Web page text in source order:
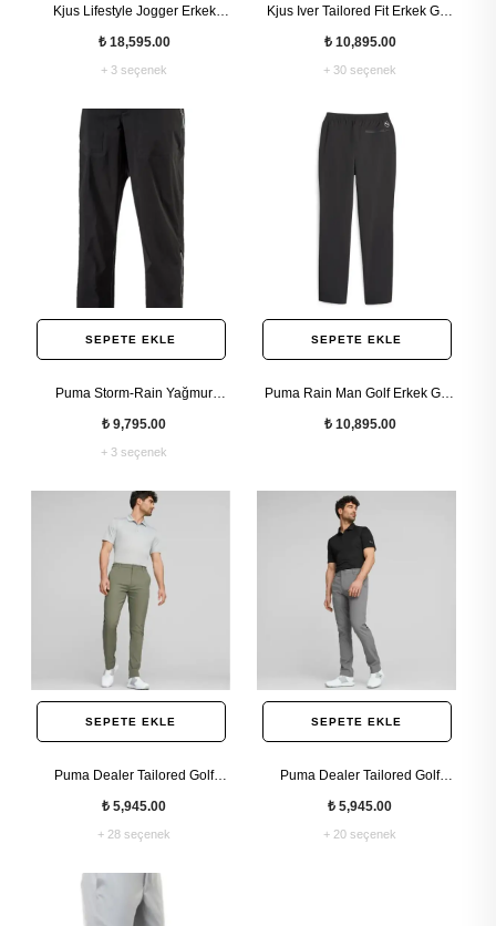
Kjus Lifestyle Jogger Erkek
₺ 18,595.00
+ 3 seçenek
Kjus Iver Tailored Fit Erkek Golf
₺ 10,895.00
+ 30 seçenek
SEPETE EKLE
Puma Storm-Rain Yağmur
₺ 9,795.00
+ 3 seçenek
SEPETE EKLE
Puma Rain Man Golf Erkek Golf
₺ 10,895.00
SEPETE EKLE
Puma Dealer Tailored Golf
₺ 5,945.00
+ 28 seçenek
SEPETE EKLE
Puma Dealer Tailored Golf
₺ 5,945.00
+ 20 seçenek